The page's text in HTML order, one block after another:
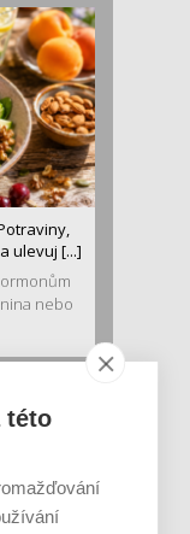
ulevuj [...]
nebo
této